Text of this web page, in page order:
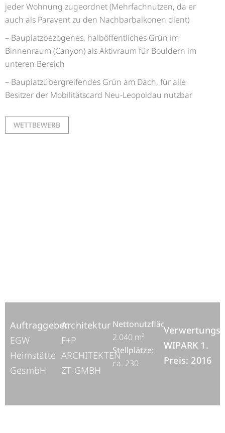
Auftraggeber
EGW
Heimstätte
GesmbH
Architektur
F+P
ARCHITEKTEN
ZT GMBH
Nettonutzfläche:
2.040 m²
Stellplätze:
ca. 230
WIPARK 1.
Preis: 2016
jeder Wohnung zugeordnet (Mehrfachnutzen, da er
auch als Paravent zu den Nachbarbalkonen dient)
– Bauplatzbezogenes, halböffentliches Grün im
Binnenraum (Canyon) als Aktivraum für Bouldern im
unteren Bereich
– Bauplatzübergreifendes Grün am Dach, für alle
Besitzer der Mobilitätscard Neu-Leopoldau nutzbar
WETTBEWERB